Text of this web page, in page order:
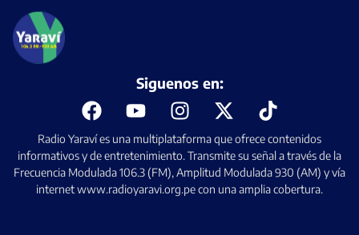
Radio Yaraví es una multiplataforma que ofrece contenidos
informativos y de entretenimiento. Transmite su señal a través de la
Frecuencia Modulada 106.3 (FM), Amplitud Modulada 930 (AM) y vía
internet www.radioyaravi.org.pe con una amplia cobertura.
Siguenos en: